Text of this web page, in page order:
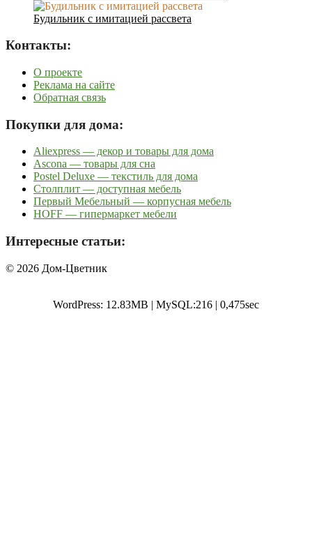
Будильник с имитацией рассвета
Контакты:
О проекте
Реклама на сайте
Обратная связь
Покупки для дома:
Aliexpress — декор и товары для дома
Ascona — товары для сна
Postel Deluxe — текстиль для дома
Столплит — доступная мебель
Первый Мебельный — корпусная мебель
HOFF — гипермаркет мебели
Интересные статьи:
© 2026 Дом-Цветник
WordPress: 12.83MB | MySQL:216 | 0,475sec